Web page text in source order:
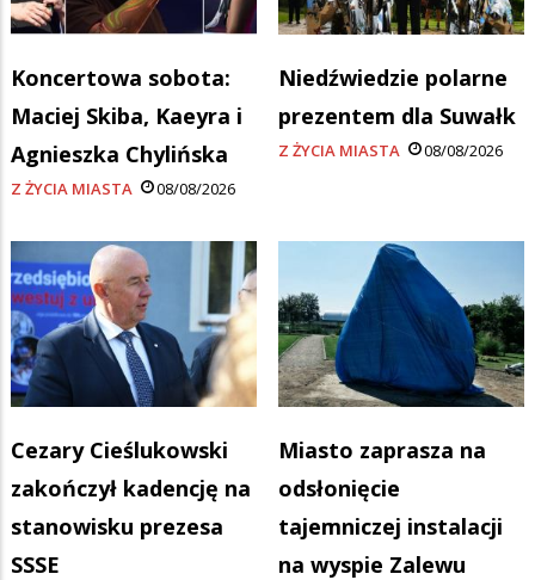
Koncertowa sobota:
Maciej Skiba, Kaeyra i
Agnieszka Chylińska
Z ŻYCIA MIASTA 08/08/2026
Niedźwiedzie polarne
prezentem dla Suwałk
Z ŻYCIA MIASTA 08/08/2026
Cezary Cieślukowski
zakończył kadencję na
stanowisku prezesa
SSSE
Miasto zaprasza na
odsłonięcie
tajemniczej instalacji
na wyspie Zalewu